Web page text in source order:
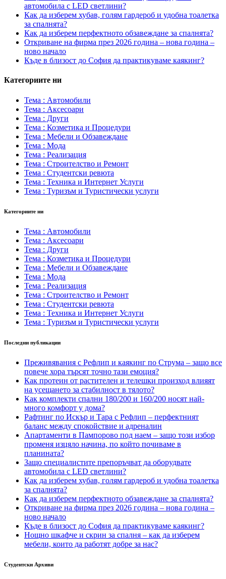
автомобила с LED светлини?
Как да изберем хубав, голям гардероб и удобна тоалетка
за спалнята?
Как да изберем перфектното обзавеждане за спалнята?
Откриване на фирма през 2026 година – нова година –
ново начало
Къде в близост до София да практикуваме каякинг?
Категориите ни
Тема : Автомобили
Тема : Аксесоари
Тема : Други
Тема : Козметика и Процедури
Тема : Мебели и Обзавеждане
Тема : Мода
Тема : Реализация
Тема : Строителство и Ремонт
Тема : Студентски ревюта
Тема : Техника и Интернет Услуги
Тема : Туризъм и Туристически услуги
Категориите ни
Тема : Автомобили
Тема : Аксесоари
Тема : Други
Тема : Козметика и Процедури
Тема : Мебели и Обзавеждане
Тема : Мода
Тема : Реализация
Тема : Строителство и Ремонт
Тема : Студентски ревюта
Тема : Техника и Интернет Услуги
Тема : Туризъм и Туристически услуги
Последни публикации
Преживявания с Рефлип и каякинг по Струма – защо все
повече хора търсят точно тази емоция?
Как протеин от растителен и телешки произход влияят
на усещането за стабилност в тялото?
Как комплекти спални 180/200 и 160/200 носят най-
много комфорт у дома?
Рафтинг по Искър и Тара с Рефлип – перфектният
баланс между спокойствие и адреналин
Апартаменти в Пампорово под наем – защо този избор
променя изцяло начина, по който почиваме в
планината?
Защо специалистите препоръчват да оборудвате
автомобила с LED светлини?
Как да изберем хубав, голям гардероб и удобна тоалетка
за спалнята?
Как да изберем перфектното обзавеждане за спалнята?
Откриване на фирма през 2026 година – нова година –
ново начало
Къде в близост до София да практикуваме каякинг?
Нощно шкафче и скрин за спалня – как да изберем
мебели, които да работят добре за нас?
Студентски Архиви